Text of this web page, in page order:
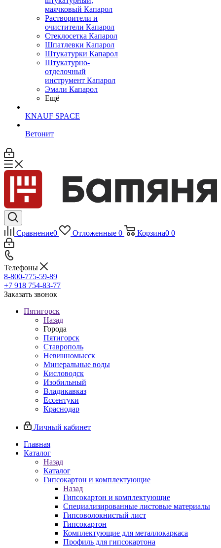
маячковый Капарол
Растворители и
очистители Капарол
Cтеклосетка Капарол
Шпатлевки Капарол
Штукатурки Капарол
Штукатурно-
отделочный
инструмент Капарол
Эмали Капарол
Ещё
KNAUF SPACE
Ветонит
Сравнение0 Отложенные 0 Корзина0 0
Телефоны
8-800-775-59-89
+7 918 754-83-77
Заказать звонок
Пятигорск
Назад
Города
Пятигорск
Ставрополь
Невинномысск
Минеральные воды
Кисловодск
Изобильный
Владикавказ
Ессентуки
Краснодар
Личный кабинет
Главная
Каталог
Назад
Каталог
Гипсокартон и комплектующие
Назад
Гипсокартон и комплектующие
Специализированные листовые материалы
Гипсоволокнистый лист
Гипсокартон
Комплектующие для металлокаркаса
Профиль для гипсокартона